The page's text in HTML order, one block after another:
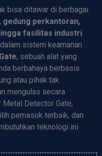
bisa ditawar di berbagai
gedung perkantoran,
fasilitas industri
sistem keamanan
, sebuah alat yang
berbahaya berbasis
atau pihak tak
mengulas secara
Detector Gate,
pemasok terbaik, dan
teknologi ini